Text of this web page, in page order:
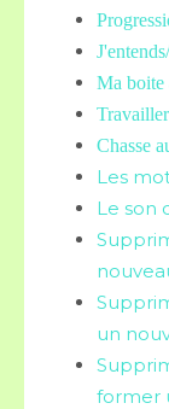
Ma boite
Chasse
Les
Le son
un
former